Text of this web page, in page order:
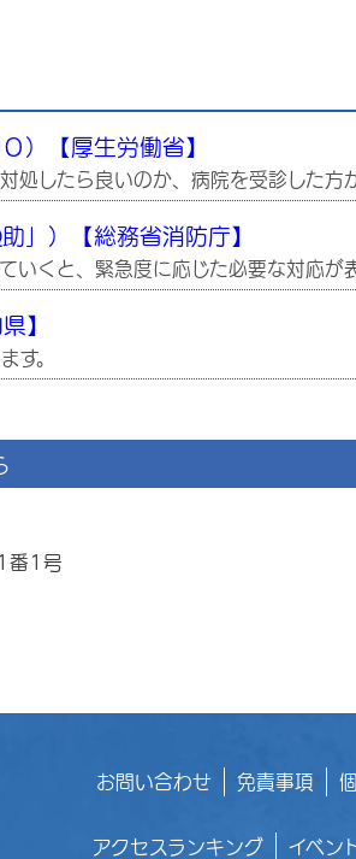
）【厚生労働省】
処したら良いのか、病院を受診した
」）【総務省消防庁】
いくと、緊急度に応じた必要な対応が
】
す。
番1号
お問い合わせ 免責事項
アクセスランキング イベン